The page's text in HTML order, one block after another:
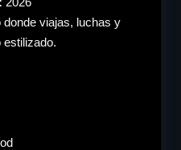
donde viajas, luchas y
estilizado.